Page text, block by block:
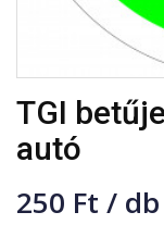
TGI
autó
250 Ft / db